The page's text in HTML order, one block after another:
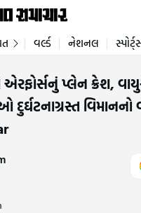
વર્લ્ડ નેશનલ
એરફોર્સનું પ્લેન ક્રેશ,
વિમાનનો